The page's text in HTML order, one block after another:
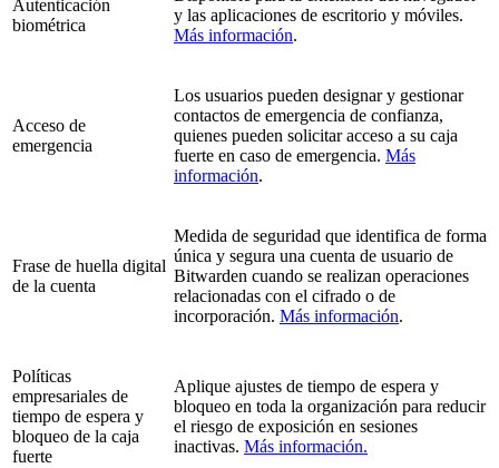
Autenticación
biométrica
y las aplicaciones de escritorio y móviles.
Más información.
Acceso de
emergencia
Los usuarios pueden designar y gestionar
contactos de emergencia de confianza,
quienes pueden solicitar acceso a su caja
fuerte en caso de emergencia. Más
información.
Frase de huella digital
de la cuenta
Medida de seguridad que identifica de forma
única y segura una cuenta de usuario de
Bitwarden cuando se realizan operaciones
relacionadas con el cifrado o de
incorporación. Más información.
Políticas
empresariales de
tiempo de espera y
bloqueo de la caja
fuerte
Aplique ajustes de tiempo de espera y
bloqueo en toda la organización para reducir
el riesgo de exposición en sesiones
inactivas. Más información.